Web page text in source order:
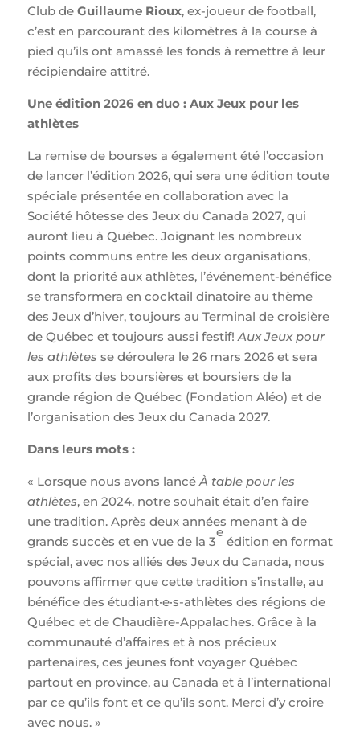
Club de Guillaume Rioux, ex-joueur de football,
c’est en parcourant des kilomètres à la course à
pied qu’ils ont amassé les fonds à remettre à leur
récipiendaire attitré.
Une édition 2026 en duo : Aux Jeux pour les
athlètes
La remise de bourses a également été l’occasion
de lancer l’édition 2026, qui sera une édition toute
spéciale présentée en collaboration avec la
Société hôtesse des Jeux du Canada 2027, qui
auront lieu à Québec. Joignant les nombreux
points communs entre les deux organisations,
dont la priorité aux athlètes, l’événement-bénéfice
se transformera en cocktail dinatoire au thème
des Jeux d’hiver, toujours au Terminal de croisière
de Québec et toujours aussi festif!Aux Jeux pour
les athlètes se déroulera le 26 mars 2026 et sera
aux profits des boursières et boursiers de la
grande région de Québec (Fondation Aléo) et de
l’organisation des Jeux du Canada 2027.
Dans leurs mots :
« Lorsque nous avons lancéÀ table pour les
athlètes, en 2024, notre souhait était d’en faire
une tradition. Après deux années menant à de
grands succès et en vue de la 3
e
édition en format
spécial, avec nos alliés des Jeux du Canada, nous
pouvons affirmer que cette tradition s’installe, au
bénéfice des étudiant·e·s-athlètes des régions de
Québec et de Chaudière-Appalaches. Grâce à la
communauté d’affaires et à nos précieux
partenaires, ces jeunes font voyager Québec
partout en province, au Canada et à l’international
par ce qu’ils font et ce qu’ils sont. Merci d’y croire
avec nous. »